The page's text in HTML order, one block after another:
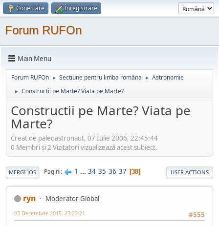
Conectare Înregistrare
Forum RUFOn
Main Menu
Forum RUFOn ► Sectiune pentru limba româna ► Astronomie
► Constructii pe Marte? Viata pe Marte?
Constructii pe Marte? Viata pe
Marte?
Creat de paleoastronaut, 07 Iulie 2006, 22:45:44
0 Membri şi 2 Vizitatori vizualizează acest subiect.
MERGI JOS Pagini 1 ... 34 35 36 37 38 USER ACTIONS
ryn
Moderator Global
#555
03 Decembrie 2015, 23:23:21